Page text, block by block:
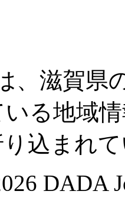
、滋賀県
いる地域
込まれ
DADA